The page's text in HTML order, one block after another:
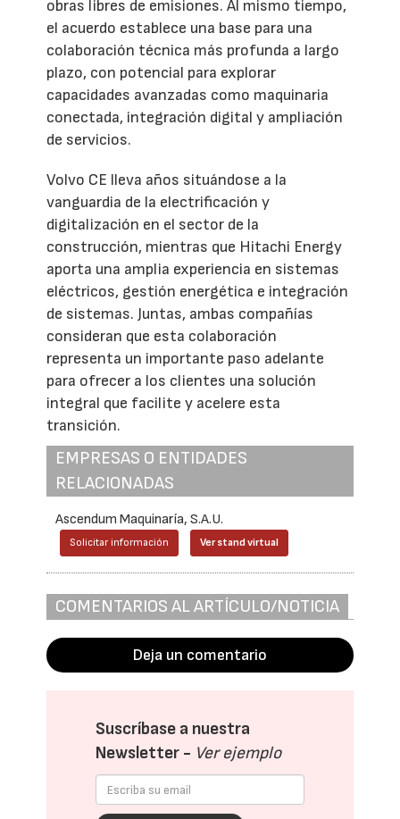
obras libres de emisiones. Al mismo tiempo,
el acuerdo establece una base para una
colaboración técnica más profunda a largo
plazo, con potencial para explorar
capacidades avanzadas como maquinaria
conectada, integración digital y ampliación
de servicios.
Volvo CE lleva años situándose a la
vanguardia de la electrificación y
digitalización en el sector de la
construcción, mientras que Hitachi Energy
aporta una amplia experiencia en sistemas
eléctricos, gestión energética e integración
de sistemas. Juntas, ambas compañías
consideran que esta colaboración
representa un importante paso adelante
para ofrecer a los clientes una solución
integral que facilite y acelere esta
transición.
EMPRESAS O ENTIDADES
RELACIONADAS
Ascendum Maquinaría, S.A.U.
Solicitar información Ver stand virtual
COMENTARIOS AL ARTÍCULO/NOTICIA
Deja un comentario
Suscríbase a nuestra
Newsletter - Ver ejemplo